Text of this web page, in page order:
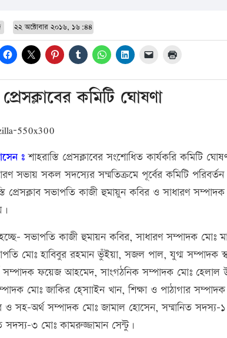
২২ অক্টোবার ২০১৬, ১৬:৪৪
প্রেসক্লাবের কমিটি ঘোষণা
ঃ শাহরাস্তি প্রেসক্লাবের সংশোধিত কার্যকরি কমিটি
সভায় সকল সদস্যের সম্মতিক্রমে পূর্বের কমিটি
প্রেসক্লাব সভাপতি কাজী হুমায়ুন কবির ও সাধারণ
সভাপতি কাজী হুমায়ন কবির, সাধারণ সম্পাদক
মোঃ হাবিবুর রহমান ভুঁইয়া, সজল পাল, যুগ্ম সম্পাদক
ফয়েজ আহমেদ, সাংগঠনিক সম্পাদক মোঃ হেলাল
মোঃ জাকির হ্সোাইন খান, শিক্ষা ও পাঠাগার
ও সহ-অর্থ সম্পাদক মোঃ জামাল হোসেন, সম্মানিত
সদস্য-৩ মোঃ কামরুজ্জামান সেন্টু।